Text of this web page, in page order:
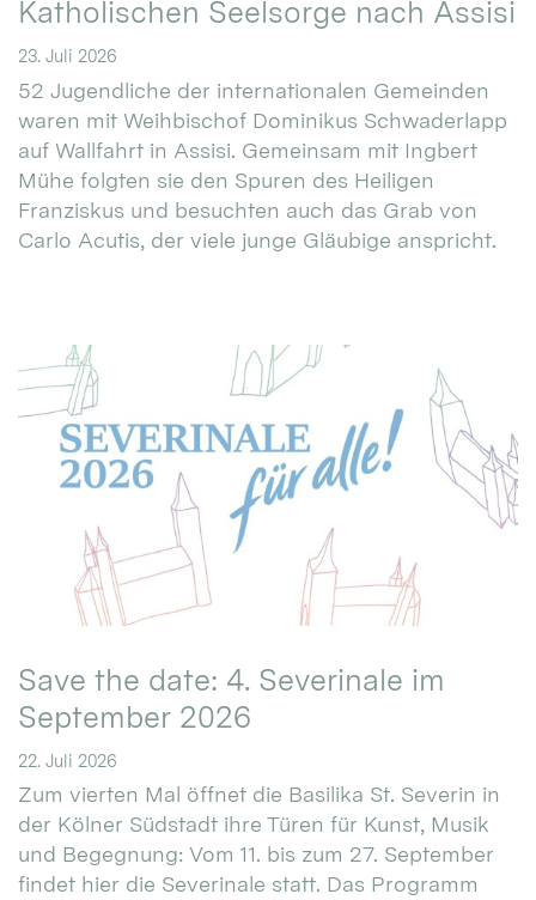
Katholischen Seelsorge nach Assisi
23. Juli 2026
52 Jugendliche der internationalen Gemeinden
waren mit Weihbischof Dominikus Schwaderlapp
auf Wallfahrt in Assisi. Gemeinsam mit Ingbert
Mühe folgten sie den Spuren des Heiligen
Franziskus und besuchten auch das Grab von
Carlo Acutis, der viele junge Gläubige anspricht.
Save the date: 4. Severinale im
September 2026
22. Juli 2026
Zum vierten Mal öffnet die Basilika St. Severin in
der Kölner Südstadt ihre Türen für Kunst, Musik
und Begegnung: Vom 11. bis zum 27. September
findet hier die Severinale statt. Das Programm